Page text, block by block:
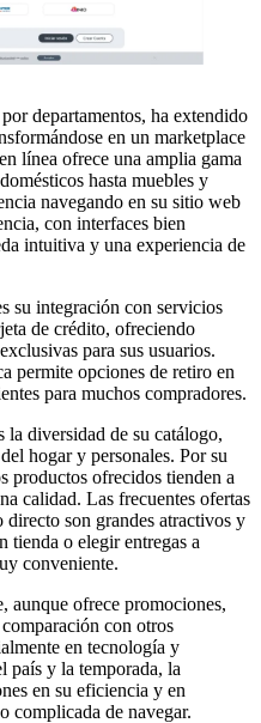
departamentos, ha extendido
en un marketplace
línea ofrece una amplia gama
hasta muebles y
navegando en su sitio web
con interfaces bien
intuitiva y una experiencia de
su integración con servicios
de crédito, ofreciendo
para sus usuarios.
permite opciones de retiro en
para muchos compradores.
la diversidad de su catálogo,
hogar y personales. Por su
productos ofrecidos tienden a
calidad. Las frecuentes ofertas
son grandes atractivos y
tienda o elegir entregas a
conveniente.
aunque ofrece promociones,
con otros
en tecnología y
país y la temporada, la
en su eficiencia y en
complicada de navegar.